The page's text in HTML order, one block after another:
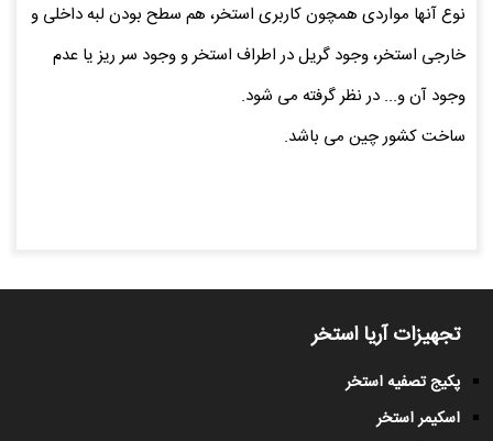
نوع آنها مواردی همچون کاربری استخر، هم سطح بودن لبه داخلی و
خارجی استخر، وجود گریل در اطراف استخر و وجود سر ریز یا عدم
وجود آن و... در نظر گرفته می شود.
ساخت کشور چین می باشد.
تجهیزات آریا استخر
پکیج تصفیه استخر
اسکیمر استخر